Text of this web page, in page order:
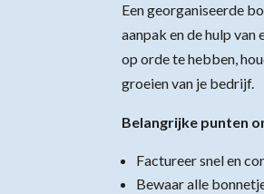
Een georganiseerde
aanpak en de hulp van
op orde te hebben,
groeien van je bedrijf.
Belangrijke punten
Factureer snel en
Bewaar alle